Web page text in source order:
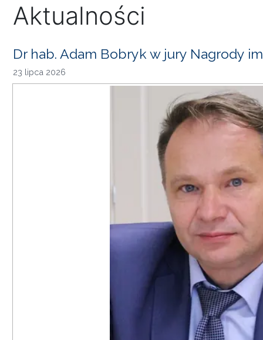
Aktualności
Dr hab. Adam Bobryk w jury Nagrody
23 lipca 2026